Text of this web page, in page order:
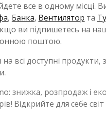
все в одному місці.
, Банка, Вентилятор та
ви підпишетесь на
поштою.
всі доступні
знижка, розпродаж і
Відкрийте для себе